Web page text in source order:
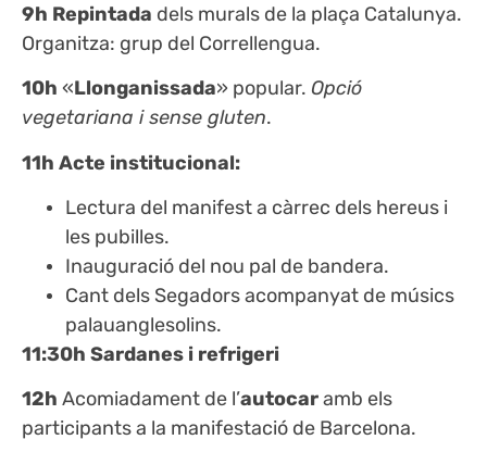
9h Repintada dels murals de la plaça Catalunya.
Organitza: grup del Correllengua.
10h «Llonganissada» popular. Opció
vegetariana i sense gluten.
11h Acte institucional:
Lectura del manifest a càrrec dels hereus i
les pubilles.
Inauguració del nou pal de bandera.
Cant dels Segadors acompanyat de músics
palauanglesolins.
11:30h Sardanes i refrigeri
12h Acomiadament de l’autocaramb els
participants a la manifestació de Barcelona.